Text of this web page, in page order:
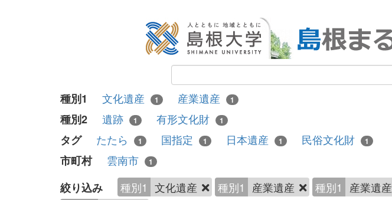
種別1 文化遺産 1 産業遺産 1
種別2 遺跡 1 有形文化財 1
タグ たたら 1 国指定 1 日本遺産 1 民俗文化財 1
市町村 雲南市 1
絞り込み 種別1 文化遺産 種別1 産業遺産 種別1 産業遺産